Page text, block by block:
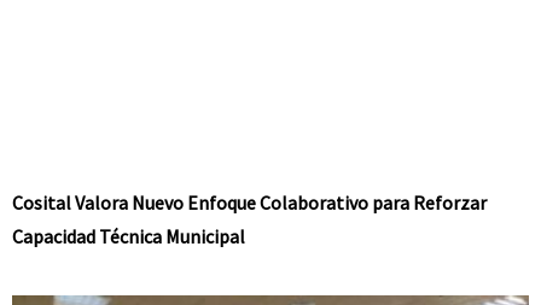
Cosital Valora Nuevo Enfoque Colaborativo para Reforzar
Capacidad Técnica Municipal